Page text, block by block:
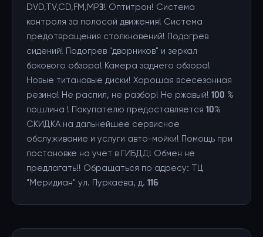
DVD,TV,CD,FM,MP3! Оптитрон! Система
контроля за полосой движения! Система
предотвращения столкновений! Подогрев
сидений! Подогрев "дворников" и зеркал
бокового обзора! Камера заднего обзора!
Новые титановые диски! Хорошая всесезонная
резина! Не распил, не разбор! Не ржавый! 100 %
пошлина ! Покупателю предоставляется 10%
СКИДКА на дальнейшее сервисное
обслуживание и услуги авто-мойки! Помощь при
постановке на учет в ГИБДД! Обмен не
предлагать!! Обращаться по адресу: ТЦ
"Меридиан" ул. Пуркаева, д. 116